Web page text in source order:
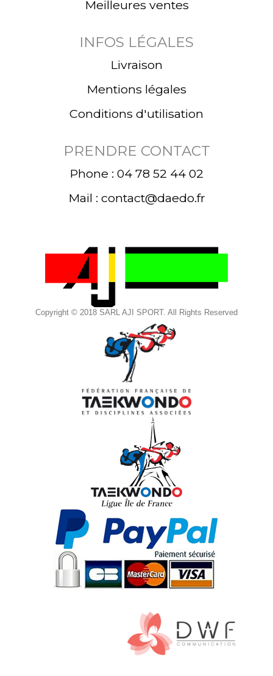
Meilleures ventes
INFOS LÉGALES
Livraison
Mentions légales
Conditions d'utilisation
PRENDRE CONTACT
Phone : 04 78 52 44 02
Mail : contact@daedo.fr
Copyright © 2018 SARL AJI SPORT. All Rights Reserved